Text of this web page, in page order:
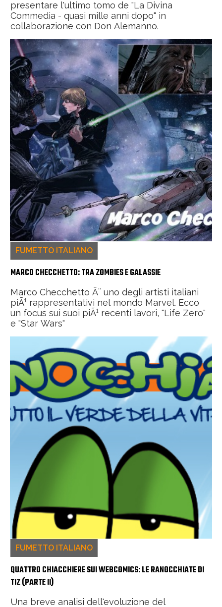
presentare l'ultimo tomo de "La Divina
Commedia - quasi mille anni dopo" in
collaborazione con Don Alemanno.
FUMETTO ITALIANO
MARCO CHECCHETTO: TRA ZOMBIES E GALASSIE
Marco Checchetto Ã¨ uno degli artisti italiani
piÃ¹ rappresentativi nel mondo Marvel. Ecco
un focus sui suoi piÃ¹ recenti lavori, "Life Zero"
e "Star Wars"
FUMETTO ITALIANO
QUATTRO CHIACCHIERE SUI WEBCOMICS: LE RANOCCHIATE DI
TIZ (PARTE II)
Una breve analisi dell'evoluzione del